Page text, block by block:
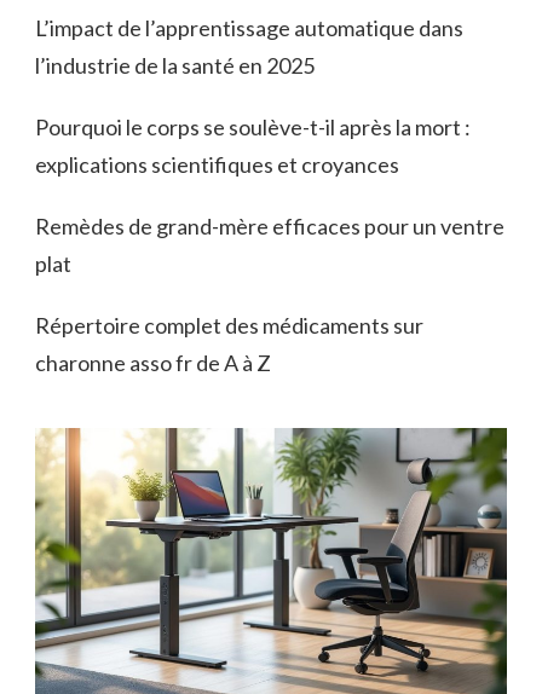
L’impact de l’apprentissage automatique dans
l’industrie de la santé en 2025
Pourquoi le corps se soulève-t-il après la mort :
explications scientifiques et croyances
Remèdes de grand-mère efficaces pour un ventre
plat
Répertoire complet des médicaments sur
charonne asso fr de A à Z